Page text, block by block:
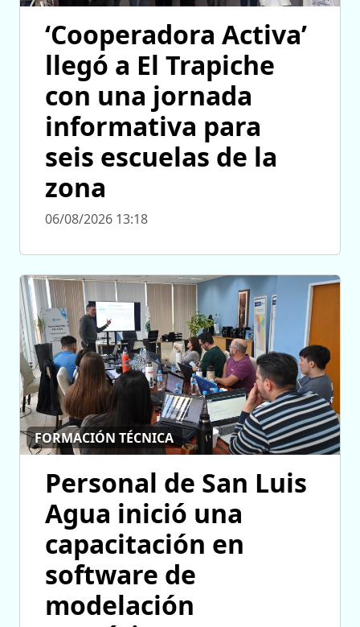
‘Cooperadora Activa’
llegó a El Trapiche
con una jornada
informativa para
seis escuelas de la
zona
06/08/2026 13:18
FORMACIÓN TÉCNICA
Personal de San Luis
Agua inició una
capacitación en
software de
modelación